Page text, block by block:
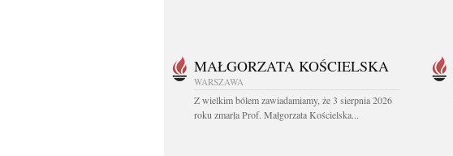
MAŁGORZATA KOŚCIELSKA
WARSZAWA
Z wielkim bólem zawiadamiamy, że 3 sierpnia 2026
roku zmarła Prof. Małgorzata Kościelska...